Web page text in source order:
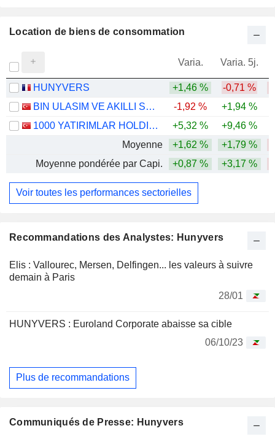
Recommandations des Analystes: Hunyvers
Elis : Vallourec, Mersen, Delfingen... les valeurs à suivre
demain à Paris
28/01
HUNYVERS : Euroland Corporate abaisse sa cible
06/10/23
Plus de recommandations
Communiqués de Presse: Hunyvers
Location de biens de consommation
Varia. Varia. 5j.
HUNYVERS +1,46 % -0,71 %
BIN ULASIM VE AKILLI SEHIR TEKNOLOJILERI ANONIM SIRKETI
-1,92 % +1,94 %
1000 YATIRIMLAR HOLDING ANONIM SIRKETI
+5,32 % +9,46 %
Moyenne
+1,62 % +1,79 %
Moyenne pondérée par Capi.
+0,87 % +3,17 %
Voir toutes les performances sectorielles